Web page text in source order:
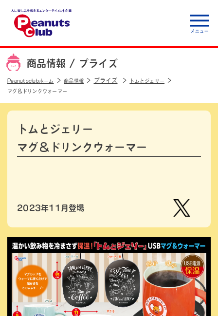
人に楽しみを与えるエ
ンターテイメント企
業 Peanuts club
商品情報 / プライズ
Peanutsclubホーム 商品情報 プライズ トムとジェリー
マグ＆ドリンクウォーマー
トムとジェリー
マグ＆ドリンクウォーマー
2023年11月登場
ーナッ
ツクラ
ブのプ
ライズ
商品の
Xはこ